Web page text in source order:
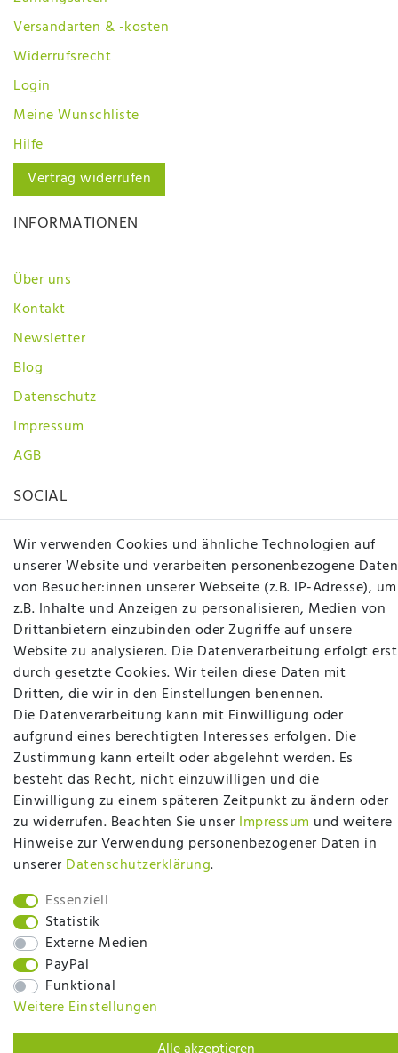
Versandarten & -kosten
Widerrufsrecht
Login
Meine Wunschliste
Hilfe
Vertrag widerrufen
INFORMATIONEN
Über uns
Kontakt
Newsletter
Blog
Datenschutz
Impressum
AGB
SOCIAL
Betten Seifert – Ihr Fachgeschäft für Betten,
Matratzen, Bettwaren & mehr in Ibbenbüren. Sie
möchten richtig gut schlafen, legen Wert auf
qualitativ hochwertige Produkte und eine solide
Fachberatung für Matratzen und andere
Bettwaren? Dann sind Sie bei uns genau richtig.
Ob online oder vor Ort im Fachgeschäft in
Ibbenbüren - wir beraten Sie gerne!
Mehr erfahren
Wir verwenden Cookies und ähnliche Technologien auf
unserer Website und verarbeiten personenbezogene Daten
von Besucher:innen unserer Webseite (z.B. IP-Adresse), um
z.B. Inhalte und Anzeigen zu personalisieren, Medien von
Drittanbietern einzubinden oder Zugriffe auf unsere
Website zu analysieren. Die Datenverarbeitung erfolgt erst
durch gesetzte Cookies. Wir teilen diese Daten mit
Dritten, die wir in den Einstellungen benennen.
Die Datenverarbeitung kann mit Einwilligung oder
aufgrund eines berechtigten Interesses erfolgen. Die
Zustimmung kann erteilt oder abgelehnt werden. Es
besteht das Recht, nicht einzuwilligen und die
Einwilligung zu einem späteren Zeitpunkt zu ändern oder
zu widerrufen. Beachten Sie unser Impressum und weitere
Hinweise zur Verwendung personenbezogener Daten in
unserer Daten­schutz­erklärung.
Essenziell
Statistik
Externe Medien
PayPal
Funktional
Weitere Einstellungen
plentymarkets Template von